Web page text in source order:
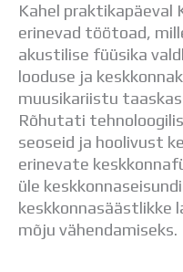
Meie kool
Dokumendid
Uudised
Vilistlastele
Toitlustamine
Virtuaaltuur
Õpilasesindus
Kontaktid
Kahel praktikapäeval
erinevad töötoad,
akustilise füüsika
looduse ja
muusikariistu
Rõhutati
seoseid ja hoolivust
erinevate
üle
keskkonnasäästlikke
mõju vähendamiseks.